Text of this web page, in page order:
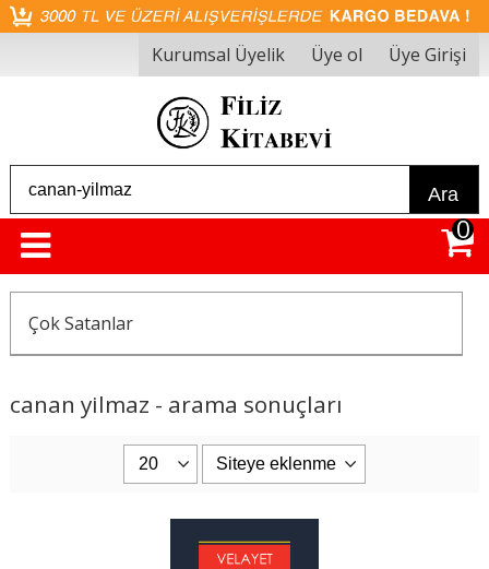
Kurumsal Üyelik Üye ol Üye Girişi
Ara
0
Çok Satanlar
canan yilmaz - arama sonuçları